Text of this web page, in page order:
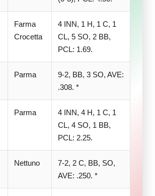
Farma
Crocetta
4 INN, 1 H, 1 C, 1
CL, 5 SO, 2 BB,
PCL: 1.69.
Parma
9-2, BB, 3 SO, AVE:
.308. *
Parma
4 INN, 4 H, 1 C, 1
CL, 4 SO, 1 BB,
PCL: 2.25.
Nettuno
7-2, 2 C, BB, SO,
AVE: .250. *